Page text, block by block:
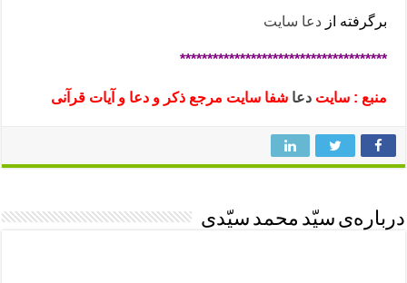
برگرفته ازدعا سایت
**************************************
منبع : سایتدعا شفا سایت مرجع ذکر و دعا و آیات قرآنی
درباره‌ی سیّد محمد سیّدی